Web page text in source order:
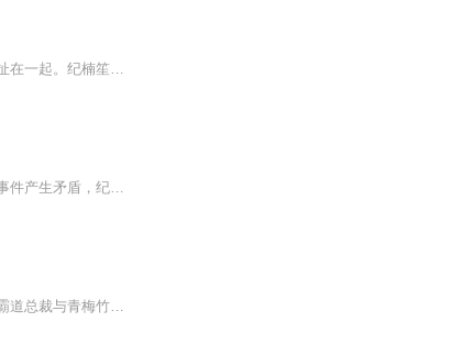
命运这东西还真是很奇妙呢。该在一起的人不能在一起，不该在一起的人却因为某些事而不得不牵扯在一起。纪楠笙家道中落，姐姐自杀成谜，迫于男友母亲的逼迫与相恋多年的男友分手，为了有个靠山获得星途上的资源，继续调查姐姐自杀真相，与腹黑的霍公子签订...
纪楠笙在娱乐圈摸爬滚打，纪家倒台后她失去依靠，为求发展主动接近霍宏逸，两人在夜笙因陪酒事件产生矛盾，纪楠笙还遭遇记者围堵等危机，故事由此展开。
落魄富家小姐跻身影视圈，不想被潜规则，成为三流女艺人。无奈圈内弱肉强食，为家族翻案插足霸道总裁与青梅竹马间，游戏在三人之间展开。